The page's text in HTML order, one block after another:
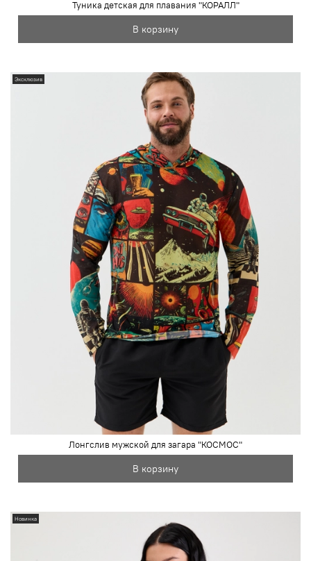
Туника детская для плавания "КОРАЛЛ"
В корзину
Эксклюзив
Лонгслив мужской для загара "КОСМОС"
В корзину
Новинка